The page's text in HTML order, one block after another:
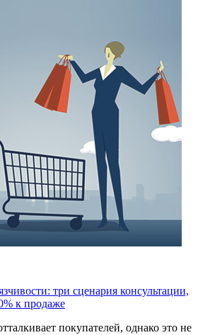
три сценария консультации,
к продаже
покупателей, однако это не